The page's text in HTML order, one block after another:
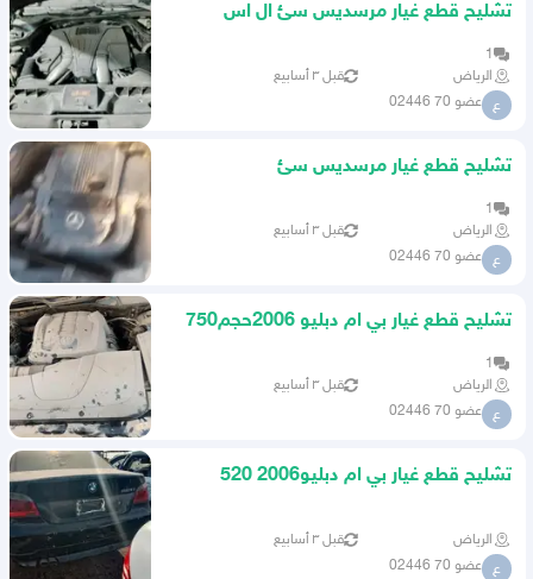
تشليح قطع غيار مرسديس سئ ال اس
1
الرياض
قبل ٣ أسابيع
ع عضو 70 02446
تشليح قطع غيار مرسديس سئ
1
الرياض
قبل ٣ أسابيع
ع عضو 70 02446
تشليح قطع غيار بي ام دبليو 2006حجم750
1
الرياض
قبل ٣ أسابيع
ع عضو 70 02446
تشليح قطع غيار بي ام دبليو2006 520
الرياض قبل ٣ أسابيع
ع عضو 70 02446